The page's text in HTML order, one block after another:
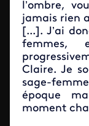
l’ombre,
jamais rien
[...]. J’ai
femmes,
Claire. Je
sage-
époque
moment